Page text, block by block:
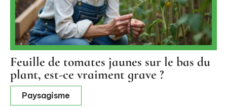
Feuille de tomates jaunes sur le bas du
plant, est-ce vraiment grave ?
Paysagisme